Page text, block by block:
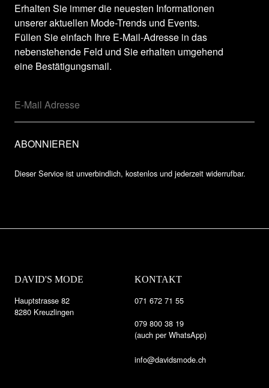
Erhalten Sie immer die neuesten Informationen
unserer aktuellen Mode-Trends und Events.
Füllen Sie einfach Ihre E-Mail-Adresse in das
nebenstehende Feld und Sie erhalten umgehend
eine Bestätigungsmail.
Dieser Service ist unverbindlich, kostenlos und jederzeit widerrufbar.
DAVID'S MODE
Hauptstrasse 82
8280 Kreuzlingen
KONTAKT
071 672 71 55
079 800 38 19
(auch per WhatsApp)
info@davidsmode.ch